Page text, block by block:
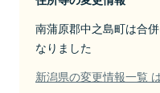
南蒲原郡中之島町は合
なりました
新潟県の変更情報一覧